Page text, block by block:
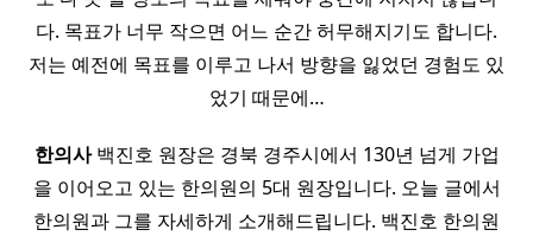
다. 목표가 너무 작으면 어느 순간 허무해지기도 합니다.
저는 예전에 목표를 이루고 나서 방향을 잃었던 경험도 있
었기 때문에…
한의사백진호 원장은 경북 경주시에서 130년 넘게 가업
을 이어오고 있는 한의원의 5대 원장입니다. 오늘 글에서
한의원과 그를 자세하게 소개해드립니다. 백진호 한의원